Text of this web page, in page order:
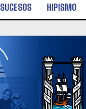
SUCESOS HIPISMO